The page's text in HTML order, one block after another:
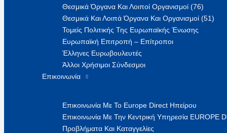
Θεσμικά Όργανα Και Λοιποί Οργανισμοί (76)
Θεσμικά Και Λοιπά Όργανα Και Οργανισμοί (51)
Τομείς Πολιτικής Της Ευρωπαϊκής Ένωσης
Ευρωπαϊκή Επιτροπή – Επίτροποι
Έλληνες Ευρωβουλευτές
Άλλοι Χρήσιμοι Σύνδεσμοι
Επικοινωνία
Επικοινωνία Με Το Europe Direct Ηπείρου
Επικοινωνία Με Την Κεντρική Υπηρεσία EUROPE
Προβλήματα Και Καταγγελίες